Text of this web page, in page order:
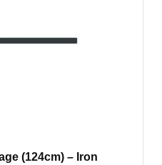
(124cm) – Iron